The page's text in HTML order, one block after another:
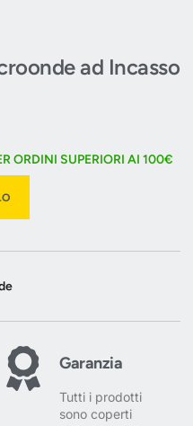
ad Incasso
ORDINI SUPERIORI AI 100€
Garanzia
Tutti i prodotti
sono coperti